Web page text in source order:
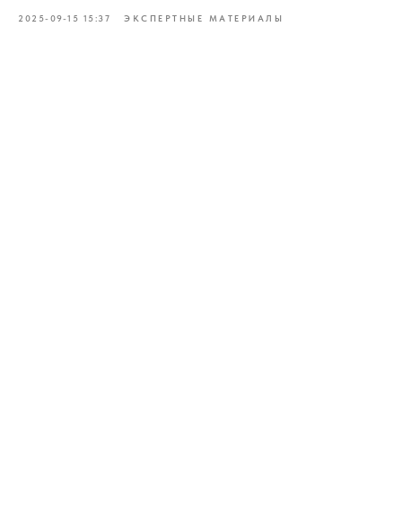
2025-09-15 15:37 ЭКСПЕРТНЫЕ МАТЕРИАЛЫ